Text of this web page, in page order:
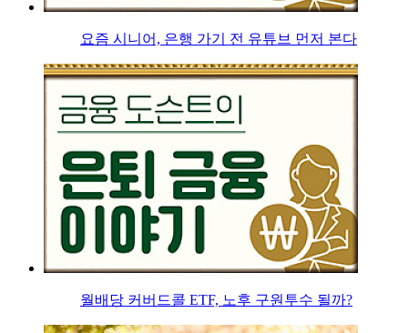
요즘 시니어, 은행 가기 전 유튜브 먼저 본다
월배당 커버드콜 ETF, 노후 구원투수 될까?